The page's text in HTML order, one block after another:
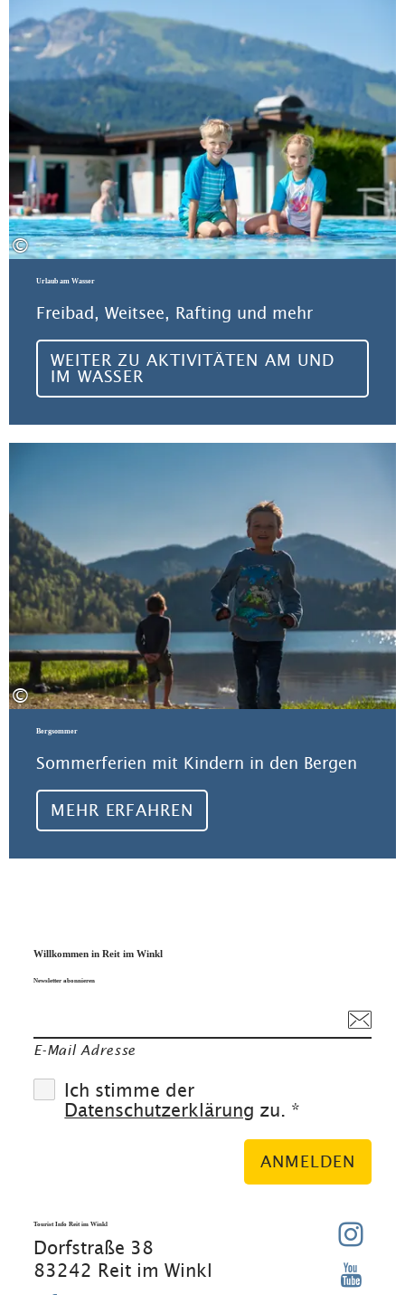
©
Urlaub am Wasser
Freibad, Weitsee, Rafting und mehr
WEITER ZU AKTIVITÄTEN AM UND
IM WASSER
©
Bergsommer
Sommerferien mit Kindern in den Bergen
MEHR ERFAHREN
Willkommen in Reit im Winkl
Newsletter abonnieren
E-Mail Adresse
Ich stimme der
Datenschutzerklärung zu. *
ANMELDEN
Tourist Info Reit im Winkl
Dorfstraße 38
83242 Reit im Winkl